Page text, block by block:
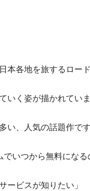
本各地を旅するロード
いく姿が描かれていま
い、人気の話題作です
いつから無料になる
ービスが知りたい」